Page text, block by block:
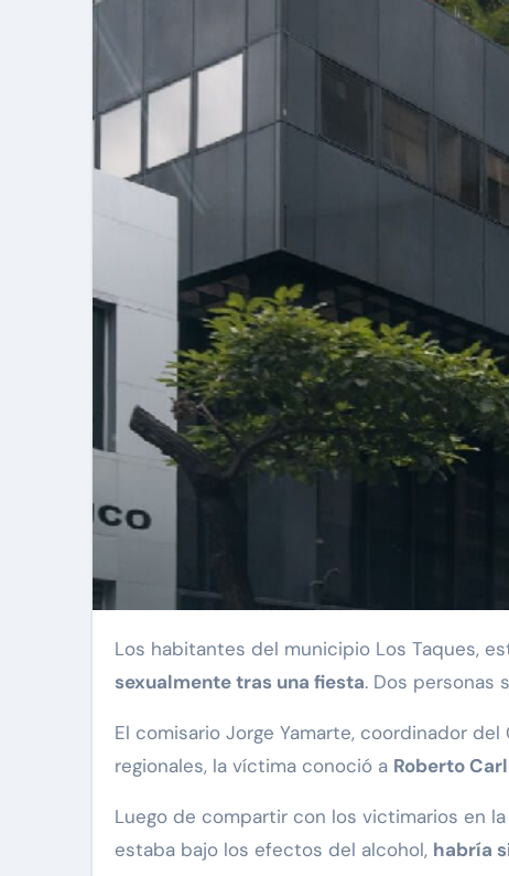
Los habitantes del municipio Los Taques,
sexualmente tras una fiesta. Dos personas
El comisario Jorge Yamarte, coordinador
regionales, la víctima conoció a Roberto
Luego de compartir con los victimarios en
estaba bajo los efectos del alcohol, habría